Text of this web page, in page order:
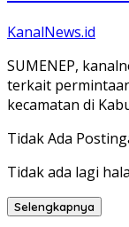
KanalNews.id
SUMENEP,
terkait
kecamatan di
Tidak Ada
Tidak ada lagi
Selengkapnya